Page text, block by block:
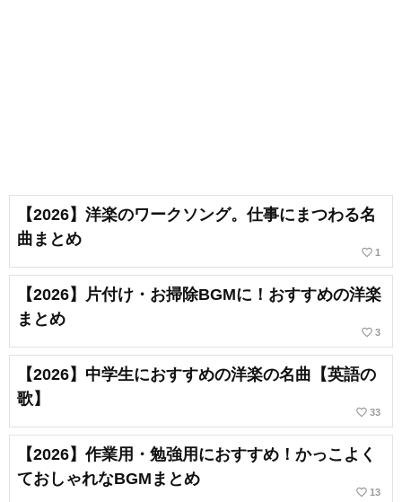
【2026】洋楽のワークソング。仕事にまつわる名
曲まとめ
favorite_border 1
【2026】片付け・お掃除BGMに！おすすめの洋楽
まとめ
favorite_border 3
【2026】中学生におすすめの洋楽の名曲【英語の
歌】
favorite_border 33
【2026】作業用・勉強用におすすめ！かっこよく
ておしゃれなBGMまとめ
favorite_border 13